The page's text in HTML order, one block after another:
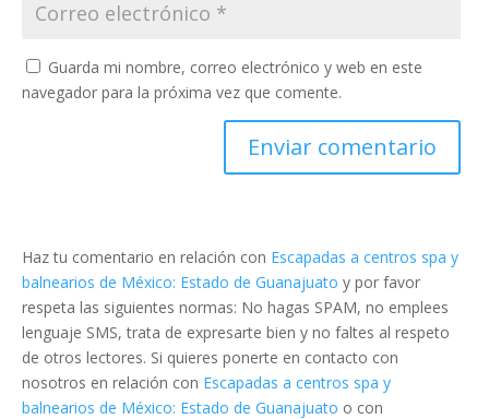
Guarda mi nombre, correo electrónico y web en este
navegador para la próxima vez que comente.
Haz tu comentario en relación con Escapadas a centros spa y
balnearios de México: Estado de Guanajuato y por favor
respeta las siguientes normas: No hagas SPAM, no emplees
lenguaje SMS, trata de expresarte bien y no faltes al respeto
de otros lectores. Si quieres ponerte en contacto con
nosotros en relación con Escapadas a centros spa y
balnearios de México: Estado de Guanajuato o con